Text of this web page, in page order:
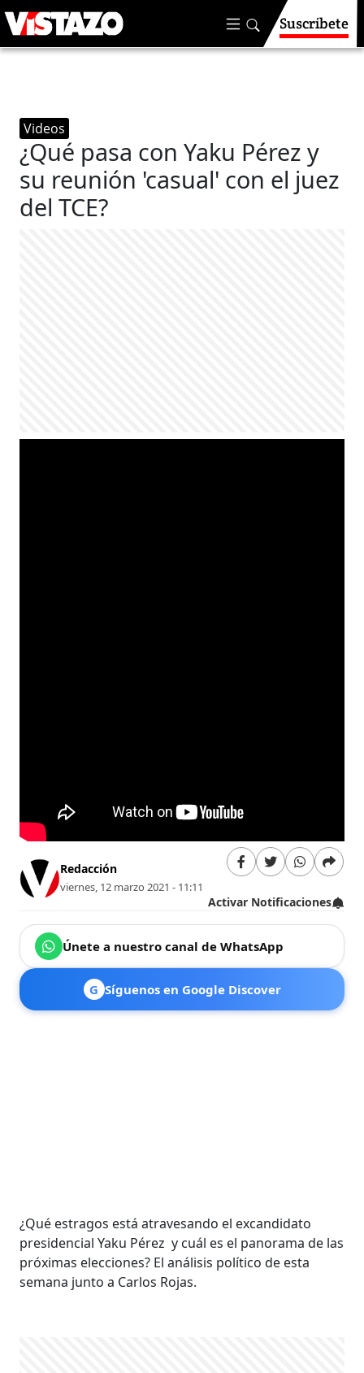
Suscríbete
Videos
¿Qué pasa con Yaku Pérez y
su reunión 'casual' con el juez
del TCE?
Redacción
viernes, 12 marzo 2021 - 11:11
Activar Notificaciones
Únete a nuestro canal de WhatsApp
G Síguenos en Google Discover
¿Qué estragos está atravesando el excandidato
presidencial Yaku Pérez y cuál es el panorama de las
próximas elecciones? El análisis político de esta
semana junto a Carlos Rojas.